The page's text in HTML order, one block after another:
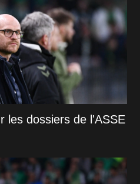
les dossiers de l'ASSE